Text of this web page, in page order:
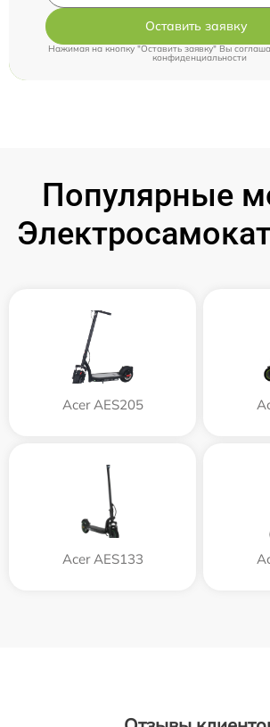
Оставить заявку
Нажимая на кнопку "Оставить заявку" Вы
конфиденциальности
Популярные
Acer AES205
Acer AES133